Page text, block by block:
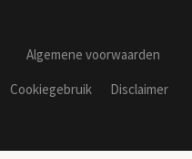
Algemene voorwaarden
Cookiegebruik
Disclaimer